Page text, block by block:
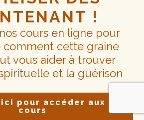
!
cours en ligne pour
comment cette graine
vous aider à trouver
et la guérison
pour accéder aux
cours